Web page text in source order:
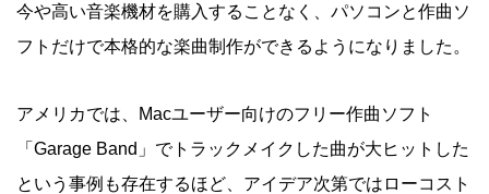
今や高い音楽機材を購入することなく、パソコンと作曲ソ
フトだけで本格的な楽曲制作ができるようになりました。
アメリカでは、Macユーザー向けのフリー作曲ソフト
「Garage Band」でトラックメイクした曲が大ヒットした
という事例も存在するほど、アイデア次第ではローコスト